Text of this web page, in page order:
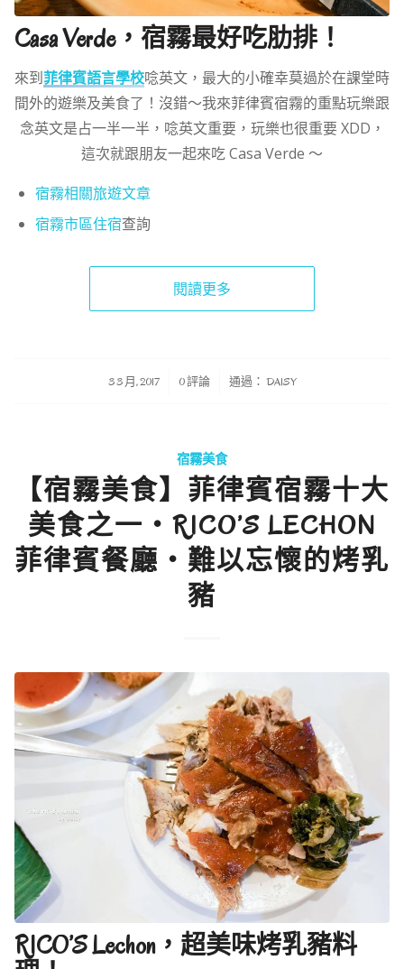
Casa Verde，宿霧最好吃肋排！
來到菲律賓語言學校唸英文，最大的小確幸莫過於在課堂時
間外的遊樂及美食了！沒錯～我來菲律賓宿霧的重點玩樂跟
念英文是占一半一半，唸英文重要，玩樂也很重要 XDD，
這次就跟朋友一起來吃 Casa Verde ～
宿霧相關旅遊文章
宿霧市區住宿查詢
閱讀更多
3 3 月, 2017
/ 0 評論 通過： DAISY
宿霧美食
【宿霧美食】菲律賓宿霧十大
美食之一・RICO’S LECHON
菲律賓餐廳・難以忘懷的烤乳
豬
RICO’S Lechon，超美味烤乳豬料